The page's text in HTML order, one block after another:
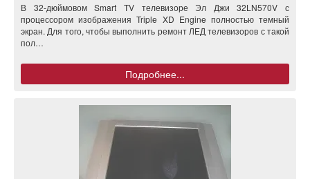
В 32-дюймовом Smart TV телевизоре Эл Джи 32LN570V с
процессором изображения Triple XD Engine полностью темный
экран. Для того, чтобы выполнить ремонт ЛЕД телевизоров с такой
пол…
Подробнее...